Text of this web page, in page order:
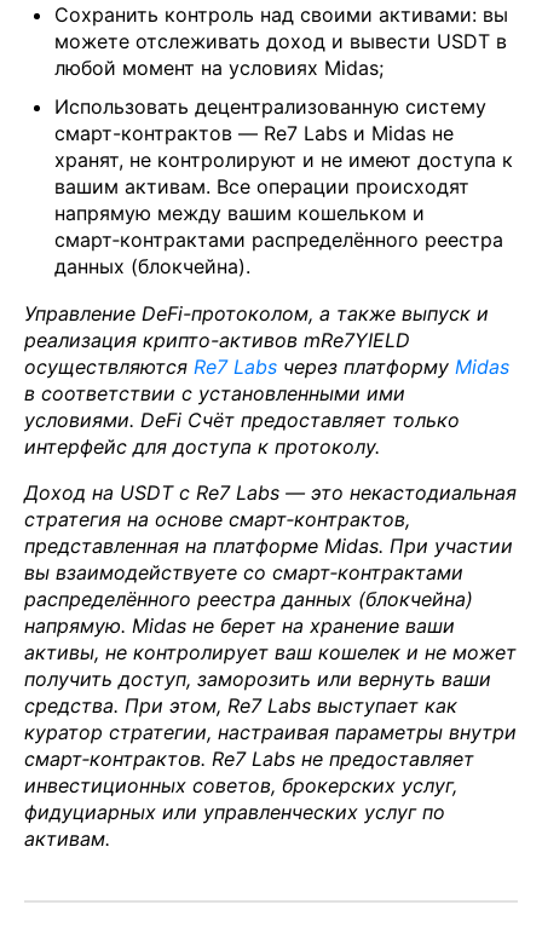
Сохранить контроль над своими активами: вы
можете отслеживать доход и вывести USDT в
любой момент на условиях Midas;
Использовать децентрализованную систему
смарт-контрактов — Re7 Labs и Midas не
хранят, не контролируют и не имеют доступа к
вашим активам. Все операции происходят
напрямую между вашим кошельком и
смарт‑контрактами распределённого реестра
данных (блокчейна).
Управление DeFi-протоколом, а также выпуск и
реализация крипто-активов mRe7YIELD
осуществляются Re7 Labs через платформу Midas
в соответствии с установленными ими
условиями. DeFi Счёт предоставляет только
интерфейс для доступа к протоколу.
Доход на USDT с Re7 Labs — это некастодиальная
стратегия на основе смарт‑контрактов,
представленная на платформе Midas. При участии
вы взаимодействуете со смарт‑контрактами
распределённого реестра данных (блокчейна)
напрямую. Midas не берет на хранение ваши
активы, не контролирует ваш кошелек и не может
получить доступ, заморозить или вернуть ваши
средства. При этом, Re7 Labs выступает как
куратор стратегии, настраивая параметры внутри
смарт‑контрактов. Re7 Labs не предоставляет
инвестиционных советов, брокерских услуг,
фидуциарных или управленческих услуг по
активам.